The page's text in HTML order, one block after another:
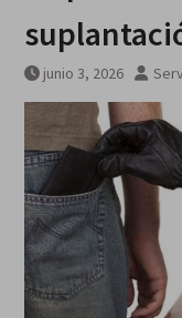
junio 3, 2026